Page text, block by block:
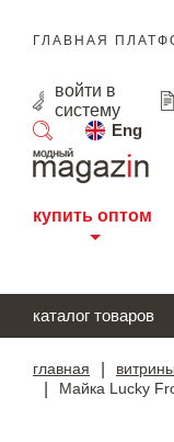
ГЛАВНАЯ
войти в
систему
Eng
поиск
купить оптом
каталог товаров
главная
Майка Lucky